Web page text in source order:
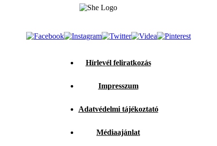
Hírlevél feliratkozás
Impresszum
Adatvédelmi tájékoztató
Médiaajánlat